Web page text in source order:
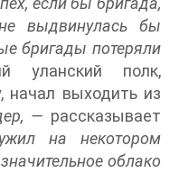
выдвинулась бы
бригады потеряли
уланский полк,
начал выходить из
— рассказывает
на некотором
облако